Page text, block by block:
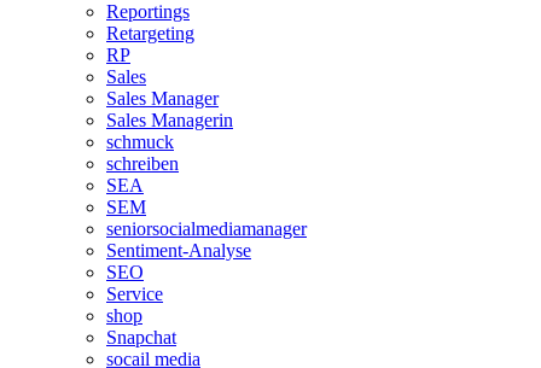
Reportings
Retargeting
RP
Sales
Sales Manager
Sales Managerin
schmuck
schreiben
SEA
SEM
seniorsocialmediamanager
Sentiment-Analyse
SEO
Service
shop
Snapchat
socail media